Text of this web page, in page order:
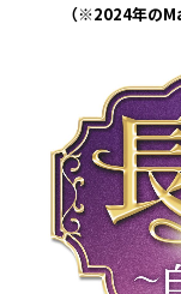
（※2024年の